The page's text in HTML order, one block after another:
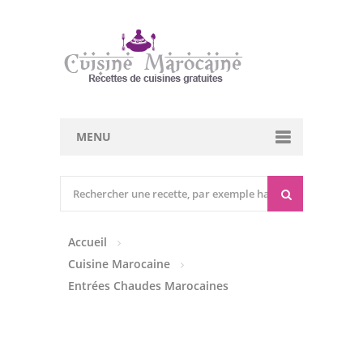
MENU
Entrées Froides
Tajines
Accueil
Cuisine Marocaine
Entrées Chaudes Marocaines